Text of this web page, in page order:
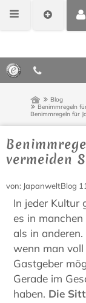
Blog
Benimmregeln
Benimmregeln für
vermeiden
von: JapanweltBlog
In jeder Kultur
es in
als in
wenn man
Gastgeber
Gerade im
haben. Die